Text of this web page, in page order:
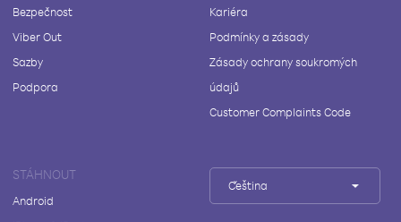
Bezpečnost
Viber Out
Sazby
Podpora
Kariéra
Podmínky a zásady
Zásady ochrany soukromých
údajů
Customer Complaints Code
STÁHNOUT
Android
Čeština